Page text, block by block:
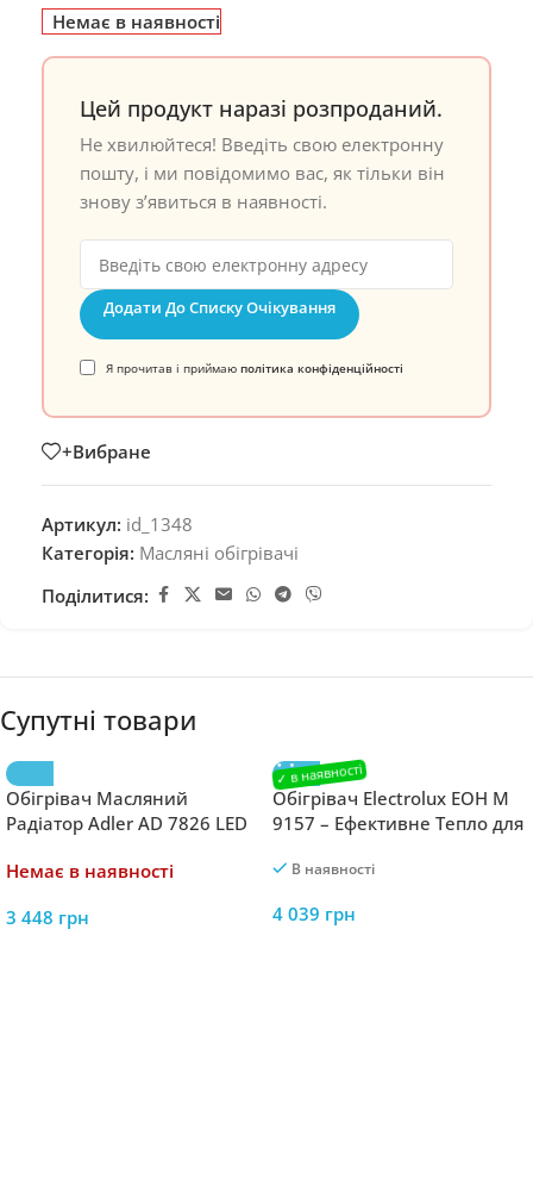
Немає в наявності
Цей продукт наразі розпроданий.
Не хвилюйтеся! Введіть свою електронну
пошту, і ми повідомимо вас, як тільки він
знову з’явиться в наявності.
Додати До Списку Очікування
Я прочитав і приймаю політика конфіденційності
+Вибране
Артикул: id_1348
Категорія: Масляні обігрівачі
Поділитися:
Супутні товари
Обігрівач Масляний
Радіатор Adler AD 7826 LED
Немає в наявності
3 448 грн
Обігрівач Electrolux EOH M
9157 – Ефективне Тепло для
В наявності
4 039 грн